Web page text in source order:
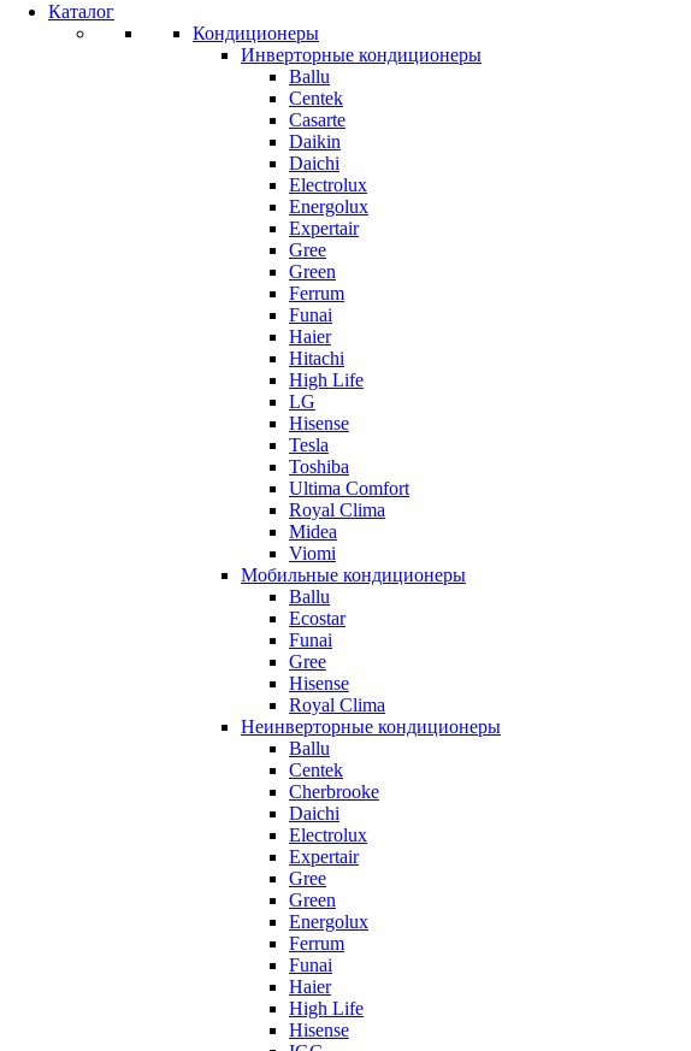
Каталог
Кондиционеры
Инверторные кондиционеры
Ballu
Centek
Casarte
Daikin
Daichi
Electrolux
Energolux
Expertair
Gree
Green
Ferrum
Funai
Haier
Hitachi
High Life
LG
Hisense
Tesla
Toshiba
Ultima Comfort
Royal Clima
Midea
Viomi
Мобильные кондиционеры
Ballu
Ecostar
Funai
Gree
Hisense
Royal Clima
Неинверторные кондиционеры
Ballu
Centek
Cherbrooke
Daichi
Electrolux
Expertair
Gree
Green
Energolux
Ferrum
Funai
Haier
High Life
Hisense